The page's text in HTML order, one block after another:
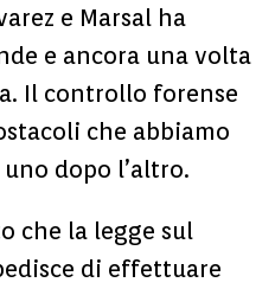
e Marsal ha
e ancora una volta
Il controllo forense
che abbiamo
dopo l’altro.
che la legge sul
di effettuare